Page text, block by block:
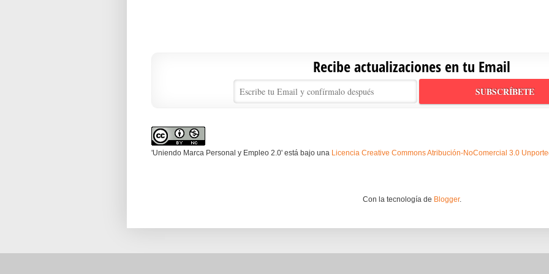
Recibe actualizaciones en tu Email
'Uniendo Marca Personal y Empleo 2.0' está bajo una Licencia Creative Commons Atribución-NoComercial 3.0
Con la tecnología de Blogger.